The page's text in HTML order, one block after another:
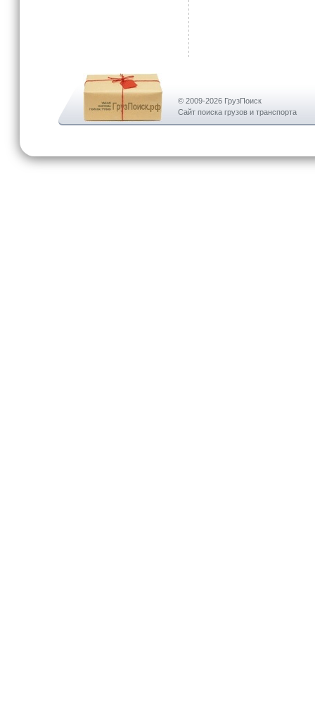
© 2009-2026 ГрузПоиск
Сайт поиска грузов и транспорта